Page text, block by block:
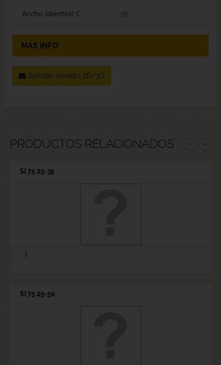
Ancho (dientes) C 55
MÁS INFO
Solicitar modelo 2D/3D
PRODUCTOS RELACIONADOS ‹ ›
SI 75 25-35
SI 75 25-50